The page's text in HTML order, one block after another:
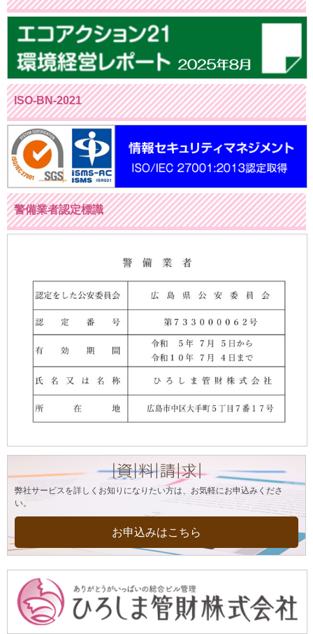
ISO-BN-2021
警備業者認定標識
弊社サービスを詳しくお知りになりたい方は、お気軽にお申込みくださ
い。
お申込みはこちら